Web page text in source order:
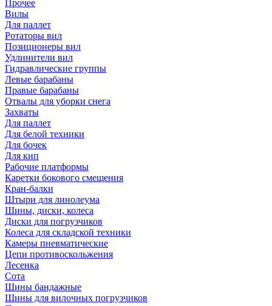
Прочее
Вилы
Для паллет
Ротаторы вил
Позиционеры вил
Удлинители вил
Гидравлические группы
Левые барабаны
Правые барабаны
Отвалы для уборки снега
Захваты
Для паллет
Для белой техники
Для бочек
Для кип
Рабочие платформы
Каретки бокового смещения
Кран-балки
Штыри для линолеума
Шины, диски, колеса
Диски для погрузчиков
Колеса для складской техники
Камеры пневматические
Цепи противоскольжения
Лесенка
Сота
Шины бандажные
Шины для вилочных погрузчиков